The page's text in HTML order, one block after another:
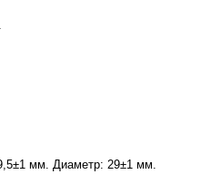
мм. Диаметр: 29±1 мм.